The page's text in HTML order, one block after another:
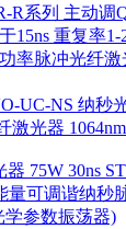
R系列 主动调
15ns 重复率1-
率脉冲光纤激
UC-NS 纳秒
光器 1064nm
器 75W 30ns
量可调谐纳秒
学参数振荡器)